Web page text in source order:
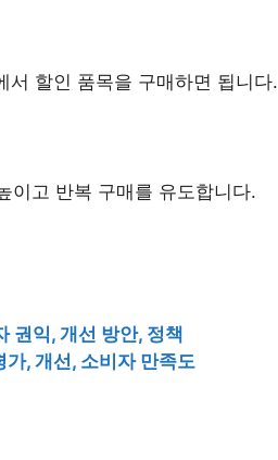
서 할인 품목을 구매하면 됩니다.
이고 반복 구매를 유도합니다.
권익, 개선 방안, 정책
, 개선, 소비자 만족도